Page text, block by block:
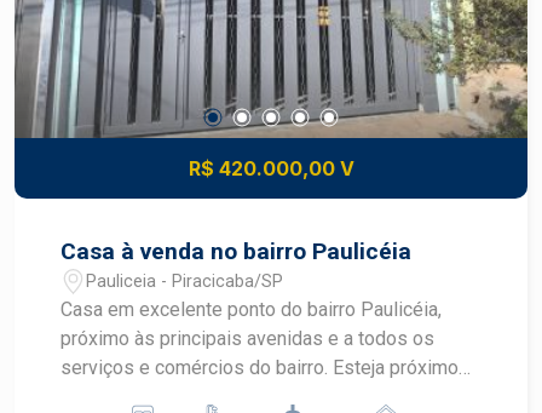
R$ 420.000,00 V
Casa à venda no bairro Paulicéia
Pauliceia - Piracicaba/SP
Casa em excelente ponto do bairro Paulicéia,
próximo às principais avenidas e a todos os
serviços e comércios do bairro. Esteja próximo